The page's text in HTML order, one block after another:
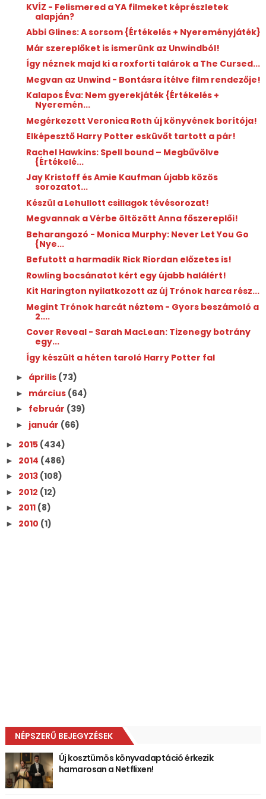
KVÍZ - Felismered a YA filmeket képrészletek
alapján?
Abbi Glines: A sorsom {Értékelés + Nyereményjáték}
Már szereplőket is ismerünk az Unwindból!
Így néznek majd ki a roxforti talárok a The Cursed...
Megvan az Unwind - Bontásra ítélve film rendezője!
Kalapos Éva: Nem gyerekjáték {Értékelés +
Nyeremén...
Megérkezett Veronica Roth új könyvének borítója!
Elképesztő Harry Potter esküvőt tartott a pár!
Rachel Hawkins: Spell bound – Megbűvölve
{Értékelé...
Jay Kristoff és Amie Kaufman újabb közös
sorozatot...
Készül a Lehullott csillagok tévésorozat!
Megvannak a Vérbe öltözött Anna főszereplői!
Beharangozó - Monica Murphy: Never Let You Go
{Nye...
Befutott a harmadik Rick Riordan előzetes is!
Rowling bocsánatot kért egy újabb halálért!
Kit Harington nyilatkozott az új Trónok harca rész...
Megint Trónok harcát néztem - Gyors beszámoló a
2....
Cover Reveal - Sarah MacLean: Tizenegy botrány
egy...
Így készült a héten taroló Harry Potter fal
► április (73)
► március (64)
► február (39)
► január (66)
► 2015 (434)
► 2014 (486)
► 2013 (108)
► 2012 (12)
► 2011 (8)
► 2010 (1)
NÉPSZERŰ BEJEGYZÉSEK
Új kosztümös könyvadaptáció érkezik
hamarosan a Netflixen!